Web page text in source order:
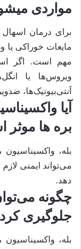
مواردی
برای درمان اسهال
مایعات خوراکی یا
مهم است. اگر
ویروس‌ها یا
آنتی‌بیوتیک‌ها،
آیا
بره‌ ها
بله،
می‌تواند ایمنی
دهد.
چگونه
جلوگیری
بله،